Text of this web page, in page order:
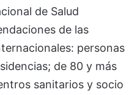
de Salud
de las
personas
de 80 y más
sanitarios y socio